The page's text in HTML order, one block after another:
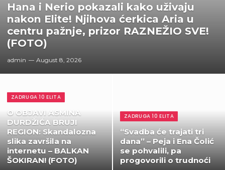
Hana i Nerio pokazali kako uživaju
nakon Elite! Njihova ćerkica Aria u
centru pažnje, prizor RAZNEŽIO SVE!
(FOTO)
admin August 8, 2026
ZADRUGA 10 ELITA
O OBJAVI ASMINA
DURDŽIĆA BRUJI
REGION: Skandalozna
slika završila na
internetu – BALKAN
ŠOKIRAN! (FOTO)
ZADRUGA 10 ELITA
“Svadba će trajati tri
dana” – Peja i Ena Čolić
se pohvalili, pa
progovorili o trudnoći